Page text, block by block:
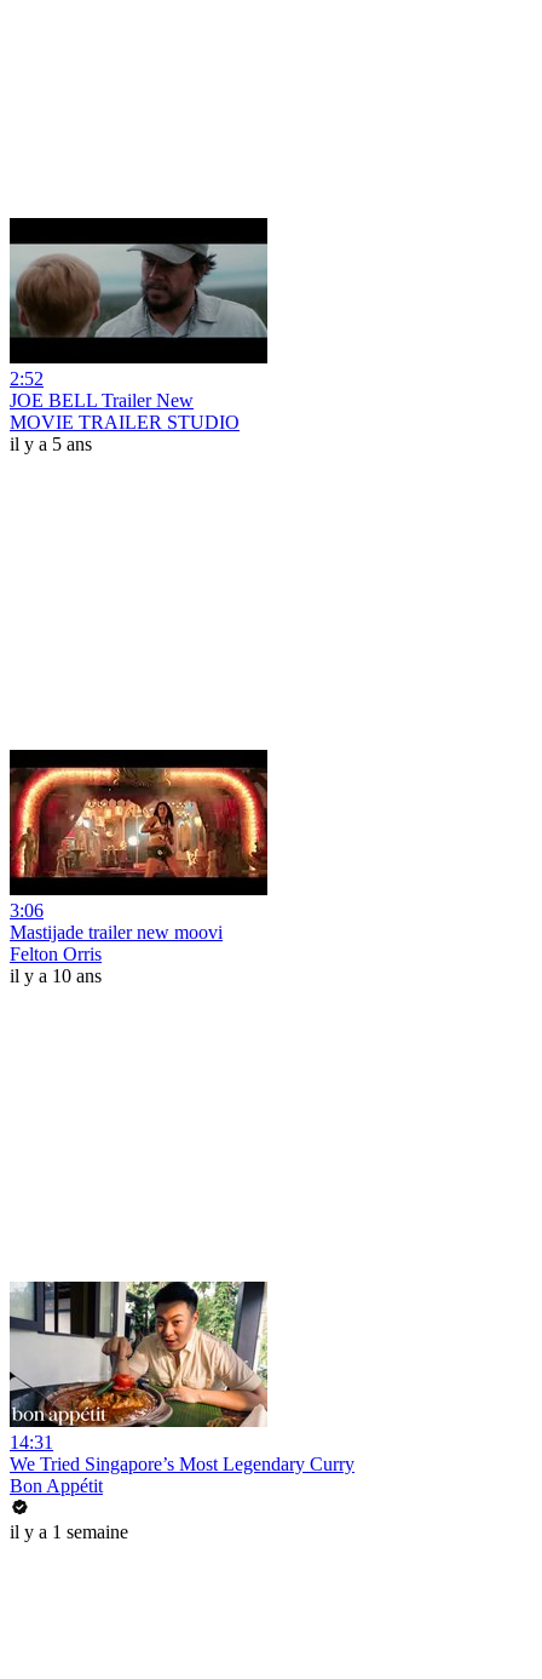
2:52
JOE BELL Trailer New
MOVIE TRAILER STUDIO
il y a 5 ans
3:06
Mastijade trailer new moovi
Felton Orris
il y a 10 ans
14:31
We Tried Singapore’s Most Legendary Curry
Bon Appétit
il y a 1 semaine